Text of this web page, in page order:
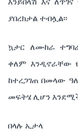
እንይበላሽ እና
ያበረክታል ተብሏል፡፡
ኳታር ለሙከራ
ቀለም እንዲኖራቸው
ከተረጋገጠ በመላው
መፍትሄ ሊሆን
በላሉ ኢታላ